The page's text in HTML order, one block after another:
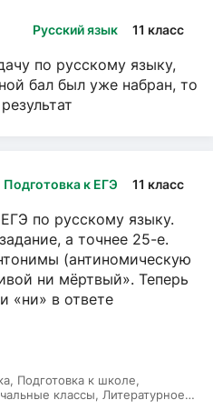
Русский язык 11 класс
по русскому языку,
бал был уже набран, то
Подготовка к ЕГЭ 11 класс
по русскому языку.
а точнее 25-е.
(антиномическую
ни мёртвый». Теперь
«ни» в ответе
Подготовка к школе,
классы, Литературное